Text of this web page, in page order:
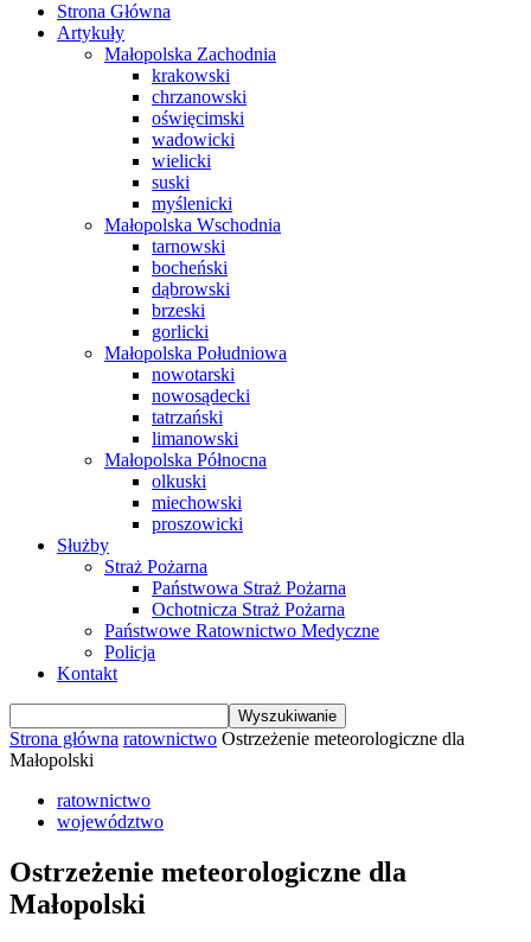
Strona Główna
Artykuły
Małopolska Zachodnia
krakowski
chrzanowski
oświęcimski
wadowicki
wielicki
suski
myślenicki
Małopolska Wschodnia
tarnowski
bocheński
dąbrowski
brzeski
gorlicki
Małopolska Południowa
nowotarski
nowosądecki
tatrzański
limanowski
Małopolska Północna
olkuski
miechowski
proszowicki
Służby
Straż Pożarna
Państwowa Straż Pożarna
Ochotnicza Straż Pożarna
Państwowe Ratownictwo Medyczne
Policja
Kontakt
Strona główna ratownictwo Ostrzeżenie meteorologiczne dla
Małopolski
ratownictwo
województwo
Ostrzeżenie meteorologiczne dla
Małopolski